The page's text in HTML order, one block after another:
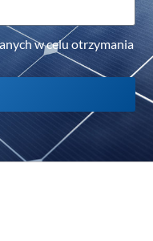
w celu otrzymania